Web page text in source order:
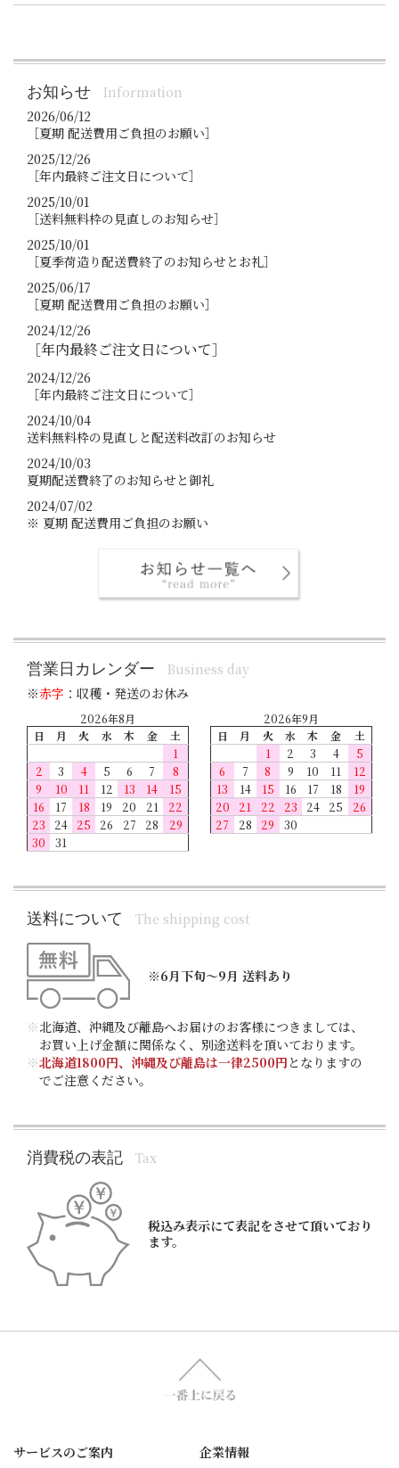
お知らせ
Information
2026/06/12
［夏期 配送費用ご負担のお願い］
2025/12/26
［年内最終ご注文日について］
2025/10/01
［送料無料枠の見直しのお知らせ］
2025/10/01
［夏季荷造り配送費終了のお知らせとお礼］
2025/06/17
［夏期 配送費用ご負担のお願い］
2024/12/26
［年内最終ご注文日について］
2024/12/26
［年内最終ご注文日について］
2024/10/04
送料無料枠の見直しと配送料改訂のお知らせ
2024/10/03
夏期配送費終了のお知らせと御礼
2024/07/02
※ 夏期 配送費用ご負担のお願い
営業日カレンダー
Business day
※赤字 ：収穫・発送のお休み
2026年8月
日
月 火 水 木 金
土
1
2
3 4 5 6 7
8
9
10 11 12 13 14
15
16
17 18 19 20 21
22
23
24 25 26 27 28
29
30
31
2026年9月
日
月 火 水 木 金
土
1
2 3 4
5
6
7 8 9 10 11
12
13
14 15 16 17 18
19
20
21 22 23 24 25
26
27
28 29 30
送料について The shipping cost
※6月下旬～9月 送料あり
※北海道、沖縄及び離島へお届けのお客様につきましては、
お買い上げ金額に関係なく、別途送料を頂いております。
※北海道1800円、沖縄及び離島は一律2500円 となりますの
でご注意ください。
消費税の表記 Tax
税込み表示にて表記をさせて頂いており
ます。
サービスのご案内 企業情報